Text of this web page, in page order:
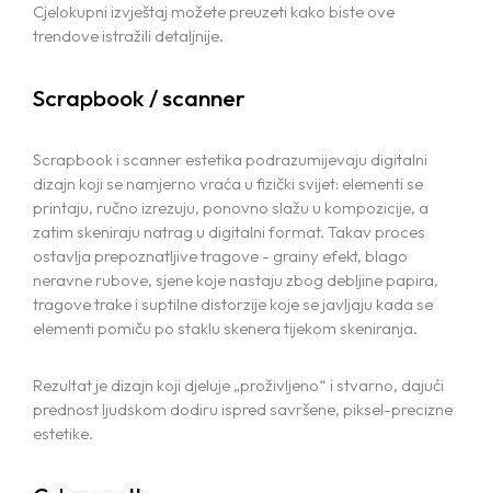
Cjelokupni izvještaj možete preuzeti kako biste ove
trendove istražili detaljnije.
Scrapbook / scanner
Scrapbook i scanner estetika podrazumijevaju digitalni
dizajn koji se namjerno vraća u fizički svijet: elementi se
printaju, ručno izrezuju, ponovno slažu u kompozicije, a
zatim skeniraju natrag u digitalni format. Takav proces
ostavlja prepoznatljive tragove - grainy efekt, blago
neravne rubove, sjene koje nastaju zbog debljine papira,
tragove trake i suptilne distorzije koje se javljaju kada se
elementi pomiču po staklu skenera tijekom skeniranja.
Rezultat je dizajn koji djeluje „proživljeno“ i stvarno, dajući
prednost ljudskom dodiru ispred savršene, piksel-precizne
estetike.